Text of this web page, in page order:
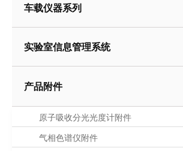
车载仪器系列
实验室信息管理系统
产品附件
原子吸收分光光度计附件
气相色谱仪附件